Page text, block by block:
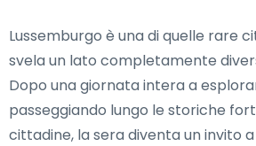
Lussemburgo è una di quelle rare
svela un lato completamente
Dopo una giornata intera a
passeggiando lungo le storiche
cittadine, la sera diventa un invito